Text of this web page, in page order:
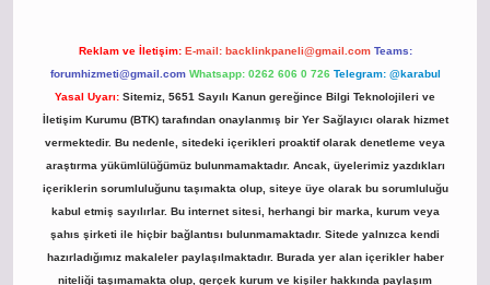
Reklam ve İletişim: E-mail: backlinkpaneli@gmail.com Teams:
forumhizmeti@gmail.com Whatsapp: 0262 606 0 726 Telegram: @karabul
Yasal Uyarı: Sitemiz, 5651 Sayılı Kanun gereğince Bilgi Teknolojileri ve
İletişim Kurumu (BTK) tarafından onaylanmış bir Yer Sağlayıcı olarak hizmet
vermektedir. Bu nedenle, sitedeki içerikleri proaktif olarak denetleme veya
araştırma yükümlülüğümüz bulunmamaktadır. Ancak, üyelerimiz yazdıkları
içeriklerin sorumluluğunu taşımakta olup, siteye üye olarak bu sorumluluğu
kabul etmiş sayılırlar. Bu internet sitesi, herhangi bir marka, kurum veya
şahıs şirketi ile hiçbir bağlantısı bulunmamaktadır. Sitede yalnızca kendi
hazırladığımız makaleler paylaşılmaktadır. Burada yer alan içerikler haber
niteliği taşımamakta olup, gerçek kurum ve kişiler hakkında paylaşım